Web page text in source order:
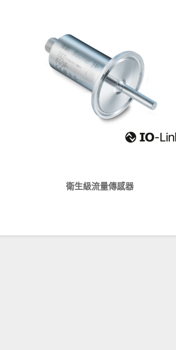
衛生級流量傳感器